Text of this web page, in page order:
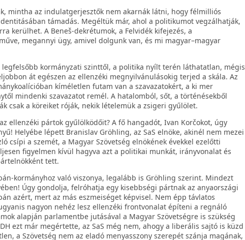
mintha az indulatgerjesztők nem akarnák látni, hogy félmilliós
támadás. Megéltük már, ahol a politikumot vegzálhatják,
kerülhet. A Beneš-dekrétumok, a Felvidék kifejezés, a
megannyi ügy, amivel dolgunk van, és mi magyar–magyar
kormányzati szinttől, a politika nyílt terén láthatatlan, mégis
át egészen az ellenzéki megnyilvánulásokig terjed a skála. Az
kíméletlen futam van a szavazatokért, a ki mer
mindenki szavazatot remél. A hatalomból, sőt, a történésekből
csak a köreiket róják, nekik lételemük a zsigeri gyűlölet.
ellenzéki pártok gyűlölködőit? A fő hangadót, Ivan Korčokot, úgy
Helyébe lépett Branislav Gröhling, az SaS elnöke, akinél nem mezei
csípi a szemét, a Magyar Szövetség elnökének évekkel ezelőtti
figyelmen kívül hagyva azt a politikai munkát, irányvonalat és
tett.
kormányhoz való viszonya, legalább is Gröhling szerint. Mindezt
Úgy gondolja, felróhatja egy kisebbségi pártnak az anyaországi
azért, mert az más eszmeiséget képvisel. Nem épp távlatos
nagyon nehéz lesz ellenzéki frontvonalat építeni a regnáló
alapján parlamentbe jutásával a Magyar Szövetségre is szükség
ezt már megértette, az SaS még nem, ahogy a liberális sajtó is küzd
a Szövetség nem az eladó menyasszony szerepét szánja magának,